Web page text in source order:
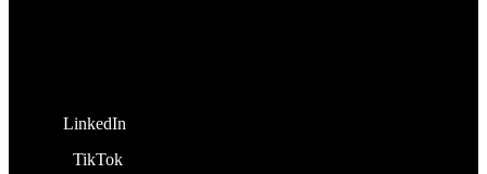
LinkedIn
TikTok